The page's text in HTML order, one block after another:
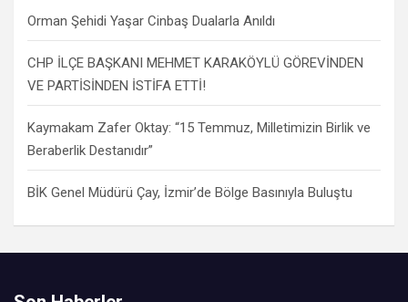
Orman Şehidi Yaşar Cinbaş Dualarla Anıldı
CHP İLÇE BAŞKANI MEHMET KARAKÖYLÜ GÖREVİNDEN
VE PARTİSİNDEN İSTİFA ETTİ!
Kaymakam Zafer Oktay: “15 Temmuz, Milletimizin Birlik ve
Beraberlik Destanıdır”
BİK Genel Müdürü Çay, İzmir’de Bölge Basınıyla Buluştu